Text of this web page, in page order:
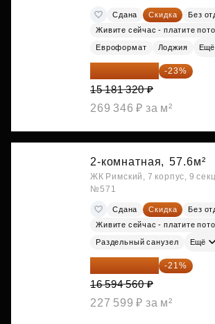
Сдана Скидка
Без
Живите сейчас - платите
Евроформат Лоджия Ещё
11 689 616 ₽ -23%
15 181 320 ₽
269 346 ₽ за м²
2-комнатная, 57.6м²
ЖК Римский, 7 корпус, 9
№571
Сдана Скидка
Без
Живите сейчас - платите
Раздельный санузел Ещё
13 109 702 ₽ -21%
16 594 560 ₽
227 599 ₽ за м²